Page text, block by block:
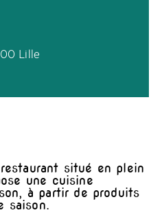
situé en plein
une cuisine
à partir de produits
saison.
Lille